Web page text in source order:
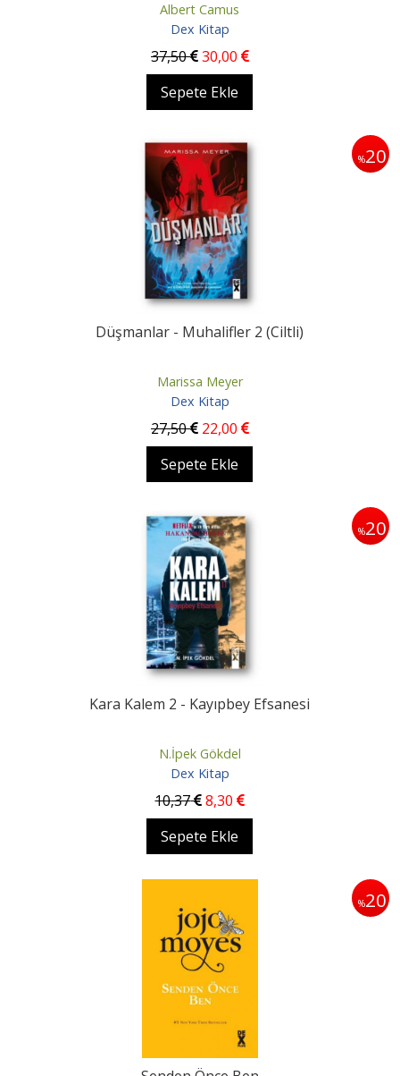
Albert Camus
Dex Kitap
37,50 30,00
Sepete Ekle
%20
Düşmanlar - Muhalifler 2 (Ciltli)
Marissa Meyer
Dex Kitap
27,50 22,00
Sepete Ekle
%20
Kara Kalem 2 - Kayıpbey Efsanesi
N.İpek Gökdel
Dex Kitap
10,37 8,30
Sepete Ekle
%20